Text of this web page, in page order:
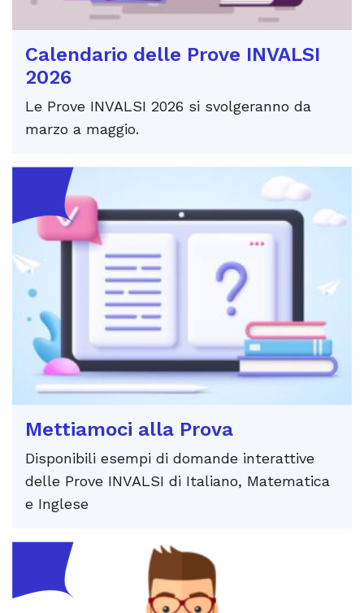
Calendario delle Prove INVALSI
2026
Le Prove INVALSI 2026 si svolgeranno da
marzo a maggio.
Mettiamoci alla Prova
Disponibili esempi di domande interattive
delle Prove INVALSI di Italiano, Matematica
e Inglese